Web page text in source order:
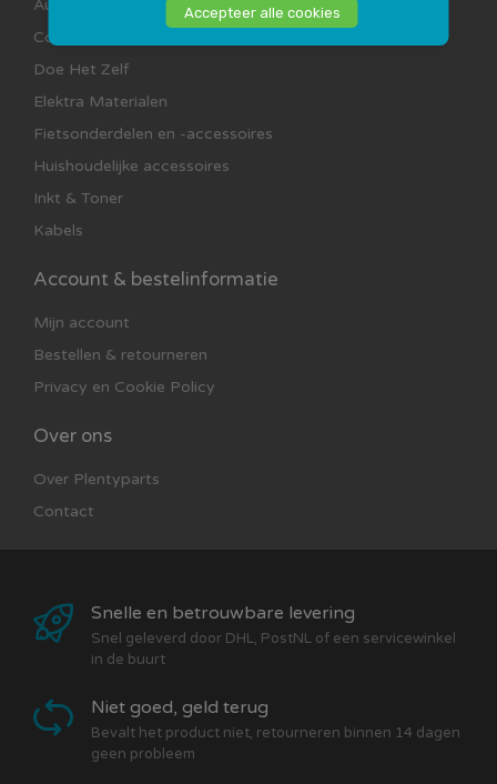
Accepteer alle cookies
Auto Accessoires
Computer en Multimedia
Doe Het Zelf
Elektra Materialen
Fietsonderdelen en -accessoires
Huishoudelijke accessoires
Inkt & Toner
Kabels
Account & bestelinformatie
Mijn account
Bestellen & retourneren
Privacy en Cookie Policy
Over ons
Over Plentyparts
Contact
Snelle en betrouwbare levering
Snel geleverd door DHL, PostNL of een servicewinkel
in de buurt
Niet goed, geld terug
Bevalt het product niet, retourneren binnen 14 dagen
geen probleem